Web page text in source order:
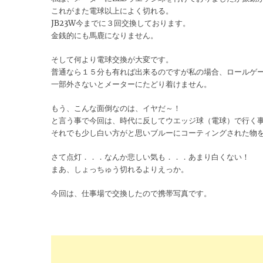
これがまた電球以上によく切れる。
JB23W今までに３回交換しております。
金銭的にも馬鹿になりません。
そして何より電球交換が大変です。
普通なら１５分も有れば出来るのですが私の場合、ロールゲ
一部外さないとメーターにたどり着けません。
もう、こんな面倒なのは、イヤだ～！
と言う事で今回は、時代に反してウエッジ球（電球）で行く事
それでも少し白い方がと思いブルーにコーティングされた物を
さて点灯．．．なんか悲しい気も．．．あまり白くない！
まあ、しょっちゅう切れるよりえっか。
今回は、仕事場で交換したので携帯写真です。